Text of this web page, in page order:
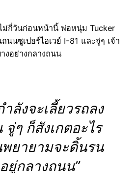
ม่กี่วันก่อนหน้านี้ พ่อหนุ่ม Tucker
นนซูเปอร์ไฮเวย์ I-81 และจู่ๆ เจ้า
งอย่างกลางถนน
ลังจะเลี้ยวรถลง
ๆ ก็สังเกตอะไร
พยายามจะดิ้นรน
ยู่กลางถนน”